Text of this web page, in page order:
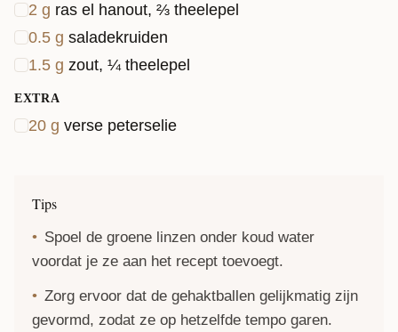
2 g ras el hanout, ⅔ theelepel
0.5 g saladekruiden
1.5 g zout, ¼ theelepel
EXTRA
20 g verse peterselie
Tips
Spoel de groene linzen onder koud water
voordat je ze aan het recept toevoegt.
Zorg ervoor dat de gehaktballen gelijkmatig zijn
gevormd, zodat ze op hetzelfde tempo garen.